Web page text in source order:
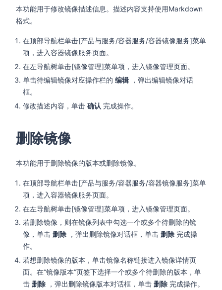
本功能用于修改镜像描述信息。描述内容支持使用Markdown
格式。
在顶部导航栏单击[产品与服务/容器服务/容器镜像服务]菜单
项，进入容器镜像服务页面。
在左导航树单击[镜像管理]菜单项，进入镜像管理页面。
单击待编辑镜像对应操作栏的 编辑 ，弹出编辑镜像对话
框。
修改描述内容，单击 确认 完成操作。
删除镜像
本功能用于删除镜像的版本或删除镜像。
在顶部导航栏单击[产品与服务/容器服务/容器镜像服务]菜单
项，进入容器镜像服务页面。
在左导航树单击[镜像管理]菜单项，进入镜像管理页面。
若删除镜像，则在镜像列表中勾选一个或多个待删除的镜
像，单击 删除 ，弹出删除镜像对话框，单击 删除 完成操
作。
若想删除镜像的版本，单击镜像名称链接进入镜像详情页
面。在“镜像版本”页签下选择一个或多个待删除的版本，单
击 删除 ，弹出删除镜像版本对话框，单击 删除 完成操作。